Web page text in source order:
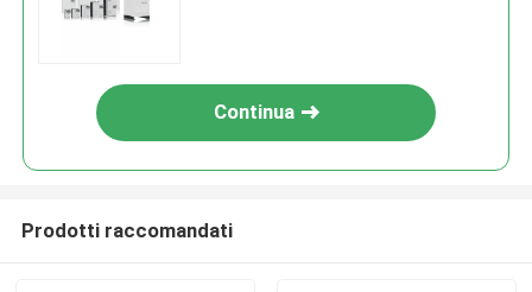
Continua
Prodotti raccomandati